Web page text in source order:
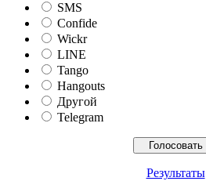
SMS
Confide
Wickr
LINE
Tango
Hangouts
Другой
Telegram
Результаты